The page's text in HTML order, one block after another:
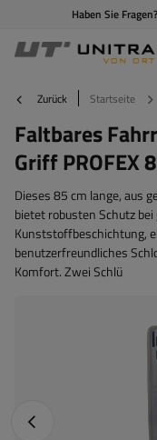
Haben Sie
Zurück Startseite
Faltbares
Griff PROFEX
Dieses 85 cm lange, aus
bietet robusten Schutz
Kunststoffbeschichtung,
benutzerfreundliches
Komfort. Zwei Schlü
Vorheriges Foto